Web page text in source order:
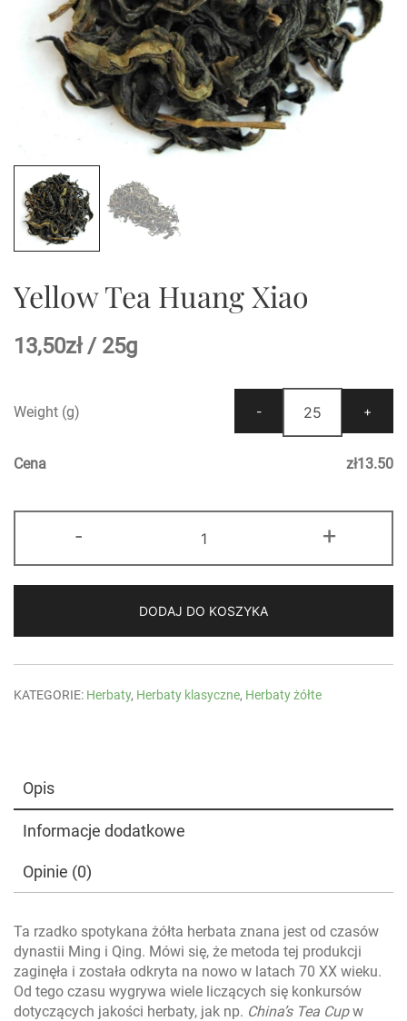
Yellow Tea Huang Xiao
13,50zł/ 25g
Weight (g)
Cena zł13.50
-
Yellow
Tea
Huang
+
DODAJ DO KOSZYKA
KATEGORIE: Herbaty, Herbaty klasyczne, Herbaty żółte
Opis
Informacje dodatkowe
Opinie (0)
Ta rzadko spotykana żółta herbata znana jest od czasów
dynastii Ming i Qing. Mówi się, że metoda tej produkcji
zaginęła i została odkryta na nowo w latach 70 XX wieku.
Od tego czasu wygrywa wiele liczących się konkursów
dotyczących jakości herbaty, jak np. China’s Tea Cupw